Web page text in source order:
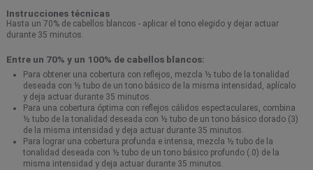
Instrucciones técnicas
Hasta un 70% de cabellos blancos - aplicar el tono elegido y dejar actuar
durante 35 minutos.
Entre un 70% y un 100% de cabellos blancos:
Para obtener una cobertura con reflejos, mezcla ½ tubo de la tonalidad
deseada con ½ tubo de un tono básico de la misma intensidad, aplícalo
y deja actuar durante 35 minutos.
Para una cobertura óptima con reflejos cálidos espectaculares, combina
½ tubo de la tonalidad deseada con ½ tubo de un tono básico dorado (3)
de la misma intensidad y deja actuar durante 35 minutos.
Para lograr una cobertura profunda e intensa, mezcla ½ tubo de la
tonalidad deseada con ½ tubo de un tono básico profundo (.0) de la
misma intensidad y deja actuar durante 35 minutos.